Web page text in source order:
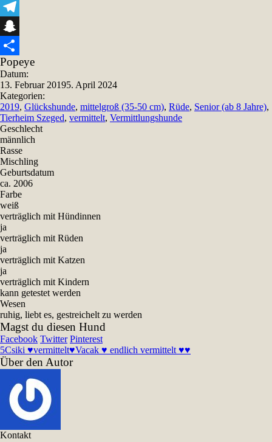
Viber
Telegram
Snapchat
Teilen
Popeye
Datum:
13. Februar 20195. April 2024
Kategorien:
2019, Glückshunde, mittelgroß (35-50 cm), Rüde, Senior (ab 8 Jahre),
Tierheim Szeged, vermittelt, Vermittlungshunde
Geschlecht
männlich
Rasse
Mischling
Geburtsdatum
ca. 2006
Farbe
weiß
verträglich mit Hündinnen
ja
verträglich mit Rüden
ja
verträglich mit Katzen
ja
verträglich mit Kindern
kann getestet werden
Wesen
ruhig, liebt es, gestreichelt zu werden
Magst du diesen Hund
Facebook Twitter Pinterest
5Csiki ♥vermittelt♥Vacak ♥ endlich vermittelt ♥♥
Über den Autor
Kontakt